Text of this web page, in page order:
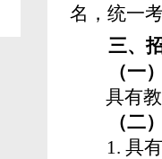
名 ， 统一
三、
（一
具有教
（二
1. 具